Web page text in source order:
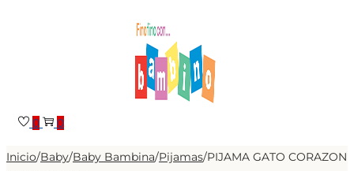
0 0
Inicio/Baby/Baby Bambina/Pijamas/PIJAMA GATO CORAZON